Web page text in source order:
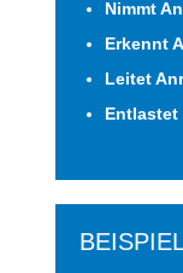
Nimmt
Erkennt
Leitet
Entlastet